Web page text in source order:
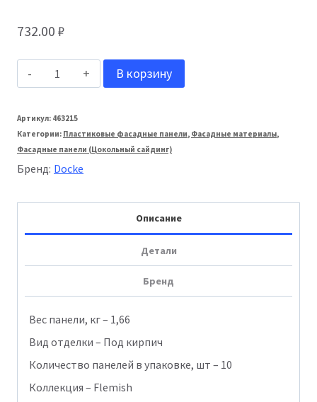
732.00 ₽
Количество
Docke
Фасадный
Flemish
В корзину
Артикул: 463215
Категории: Пластиковые фасадные панели, Фасадные материалы,
Фасадные панели (Цокольный сайдинг)
Бренд: Docke
Описание
Детали
Бренд
Вес панели, кг – 1,66
Вид отделки – Под кирпич
Количество панелей в упаковке, шт – 10
Коллекция – Flemish